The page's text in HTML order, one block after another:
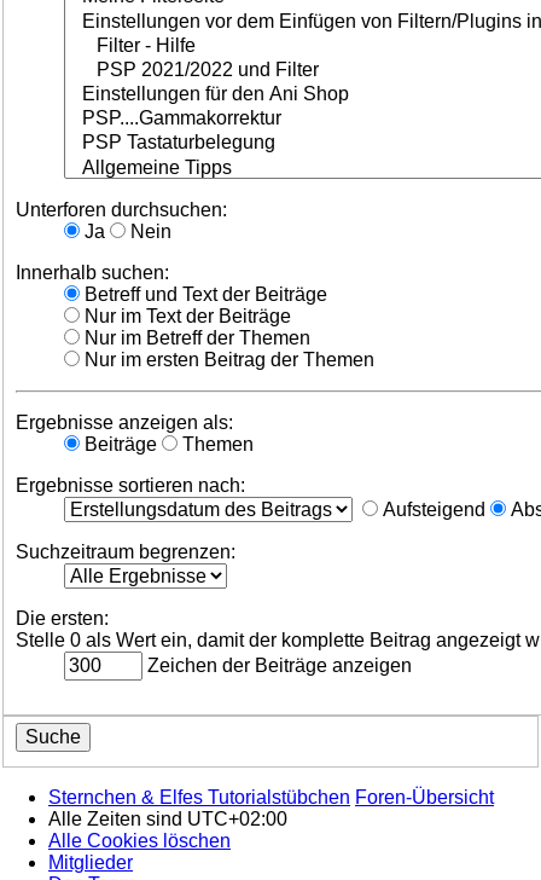
Unterforen durchsuchen:
Ja
Nein
Innerhalb suchen:
Betreff und Text der Beiträge
Nur im Text der Beiträge
Nur im Betreff der Themen
Nur im ersten Beitrag der Themen
Ergebnisse anzeigen als:
Beiträge
Themen
Ergebnisse sortieren nach:
Aufsteigend
Suchzeitraum begrenzen:
Die ersten:
Stelle 0 als Wert ein, damit der komplette Beitrag angezeigt
Zeichen der Beiträge anzeigen
Sternchen & Elfes Tutorialstübchen Foren-Übersicht
Alle Zeiten sind UTC+02:00
Alle Cookies löschen
Mitglieder